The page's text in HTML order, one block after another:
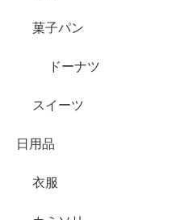
菓子パン
ドーナツ
スイーツ
日用品
衣服